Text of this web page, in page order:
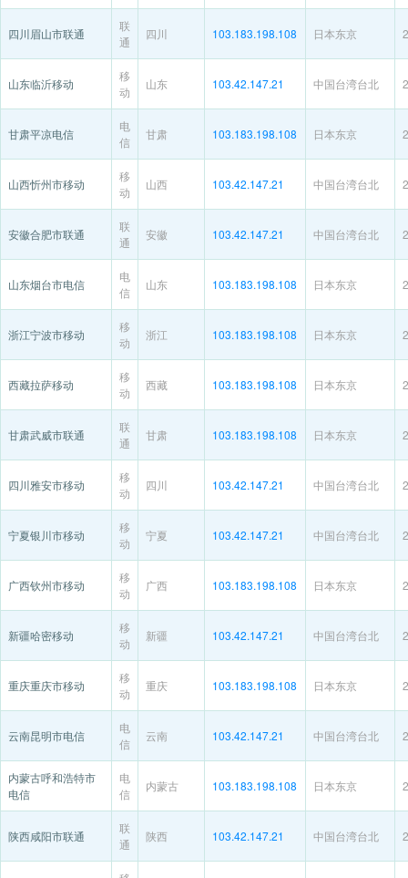
四川眉山市联通
联
通
四川 103.183.198.108 日本东京
山东临沂移动
移
动
山东 103.42.147.21 中国台湾台北
甘肃平凉电信
电
信
甘肃 103.183.198.108 日本东京
山西忻州市移动
移
动
山西 103.42.147.21 中国台湾台北
安徽合肥市联通
联
通
安徽 103.42.147.21 中国台湾台北
山东烟台市电信
电
信
山东 103.183.198.108 日本东京
浙江宁波市移动
移
动
浙江 103.183.198.108 日本东京
西藏拉萨移动
移
动
西藏 103.183.198.108 日本东京
甘肃武威市联通
联
通
甘肃 103.183.198.108 日本东京
四川雅安市移动
移
动
四川 103.42.147.21 中国台湾台北
宁夏银川市移动
移
动
宁夏 103.42.147.21 中国台湾台北
广西钦州市移动
移
动
广西 103.183.198.108 日本东京
新疆哈密移动
移
动
新疆 103.42.147.21 中国台湾台北
重庆重庆市移动
移
动
重庆 103.183.198.108 日本东京
云南昆明市电信
电
信
云南 103.42.147.21 中国台湾台北
内蒙古呼和浩特市
电信
电
信
内蒙古 103.183.198.108 日本东京
陕西咸阳市联通
联
通
陕西 103.42.147.21 中国台湾台北